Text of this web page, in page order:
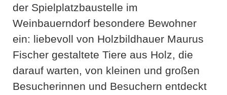
der Spielplatzbaustelle im
Weinbauerndorf besondere Bewohner
ein: liebevoll von Holzbildhauer Maurus
Fischer gestaltete Tiere aus Holz, die
darauf warten, von kleinen und großen
Besucherinnen und Besuchern entdeckt